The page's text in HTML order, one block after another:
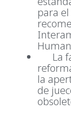
para
La
la
de